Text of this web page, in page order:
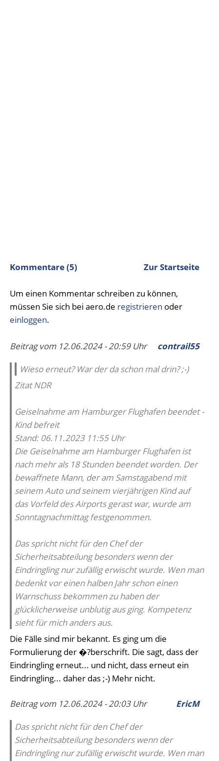
Kommentare (5) Zur Startseite
Um einen Kommentar schreiben zu können,
müssen Sie sich bei aero.de registrieren oder
einloggen.
Beitrag vom 12.06.2024 - 20:59 Uhr contrail55
Wieso erneut? War der da schon mal drin? ;-)
Zitat NDR
Geiselnahme am Hamburger Flughafen beendet -
Kind befreit
Stand: 06.11.2023 11:55 Uhr
Die Geiselnahme am Hamburger Flughafen ist
nach mehr als 18 Stunden beendet worden. Der
bewaffnete Mann, der am Samstagabend mit
seinem Auto und seinem vierjährigen Kind auf
das Vorfeld des Airports gerast war, wurde am
Sonntagnachmittag festgenommen.
Das spricht nicht für den Chef der
Sicherheitsabteilung besonders wenn der
Eindringling nur zufällig erwischt wurde. Wen man
bedenkt vor einen halben Jahr schon einen
Warnschuss bekommen zu haben der
glücklicherweise unblutig aus ging. Kompetenz
sieht für mich anders aus.
Die Fälle sind mir bekannt. Es ging um die
Formulierung der �?berschrift. Die sagt, dass der
Eindringling erneut... und nicht, dass erneut ein
Eindringling... daher das ;-) Mehr nicht.
Beitrag vom 12.06.2024 - 20:03 Uhr EricM
Das spricht nicht für den Chef der
Sicherheitsabteilung besonders wenn der
Eindringling nur zufällig erwischt wurde. Wen man